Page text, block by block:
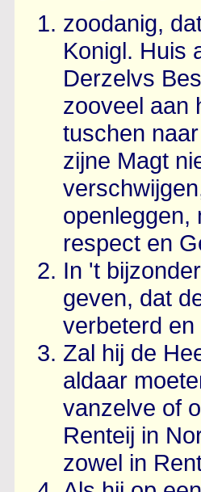
zoodanig,
Konigl. Huis
Derzelvs
zooveel aan
tuschen
zijne Magt
openleggen,
respect en
In 't
geven, dat
verbeterd
Zal hij de
aldaar
vanzelve of
Renteij in
zowel in